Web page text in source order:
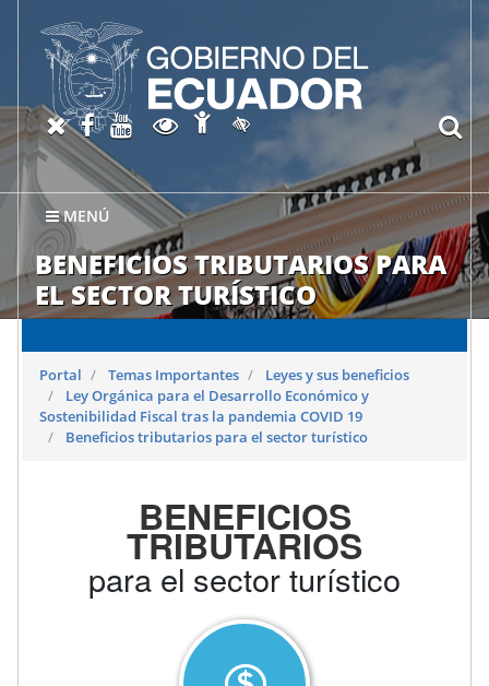
MENÚ
BENEFICIOS TRIBUTARIOS PARA
EL SECTOR TURÍSTICO
X oficial del SRI
Facebook oficial SRI
Canal del SRI en YouTube
Abrir página de
Abrir página de
Activar/quitar contraste
Portal Temas Importantes
Leyes y sus beneficios
Ley Orgánica para el Desarrollo Económico y
Sostenibilidad Fiscal tras la pandemia COVID 19
Beneficios tributarios para el sector turístico
BENEFICIOS
TRIBUTARIOS
para el sector turístico